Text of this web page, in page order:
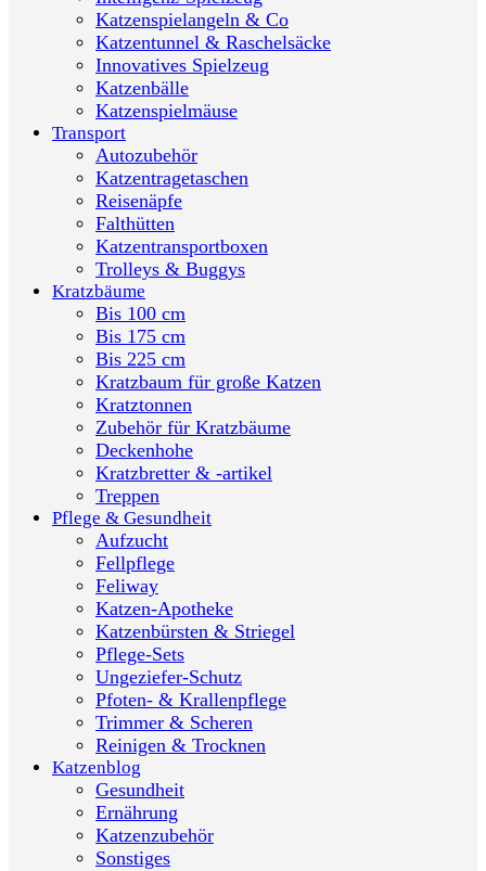
Katzenspielangeln & Co
Katzentunnel & Raschelsäcke
Innovatives Spielzeug
Katzenbälle
Katzenspielmäuse
Transport
Autozubehör
Katzentragetaschen
Reisenäpfe
Falthütten
Katzentransportboxen
Trolleys & Buggys
Kratzbäume
Bis 100 cm
Bis 175 cm
Bis 225 cm
Kratzbaum für große Katzen
Kratztonnen
Zubehör für Kratzbäume
Deckenhohe
Kratzbretter & -artikel
Treppen
Pflege & Gesundheit
Aufzucht
Fellpflege
Feliway
Katzen-Apotheke
Katzenbürsten & Striegel
Pflege-Sets
Ungeziefer-Schutz
Pfoten- & Krallenpflege
Trimmer & Scheren
Reinigen & Trocknen
Katzenblog
Gesundheit
Ernährung
Katzenzubehör
Sonstiges